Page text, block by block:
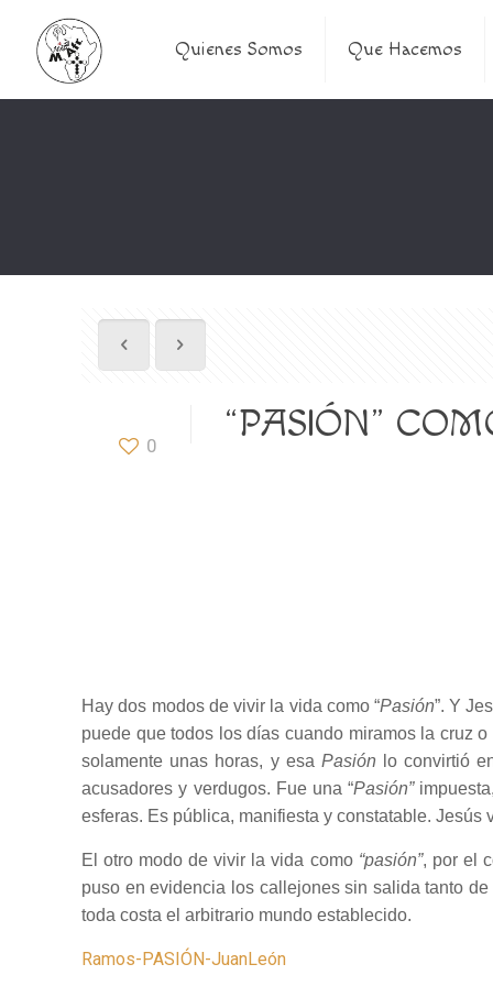
Quienes Somos Que Hacemos
0 “PASIÓN”
Hay dos modos de vivir la vida como “Pasión”. Y
puede que todos los días cuando miramos la cruz
solamente unas horas, y esa Pasiónlo convirtió
acusadores y verdugos. Fue una “Pasión”
esferas. Es pública, manifiesta y constatable.
El otro modo de vivir la vida como “pasión”, por el
puso en evidencia los callejones sin salida tanto
toda costa el arbitrario mundo establecido.
Ramos-PASIÓN-JuanLeón